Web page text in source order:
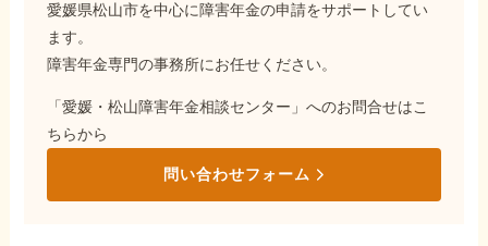
愛媛県松山市を中心に障害年金の申請をサポートしてい
ます。
障害年金専門の事務所にお任せください。
「愛媛・松山障害年金相談センター」へのお問合せはこ
ちらから
問い合わせフォーム